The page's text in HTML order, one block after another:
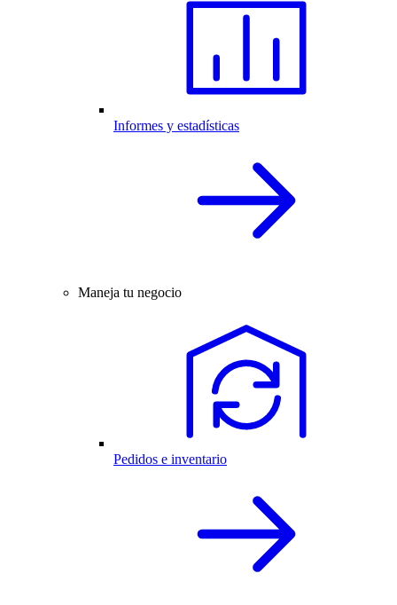
Informes y estadísticas
Maneja tu negocio
Pedidos e inventario